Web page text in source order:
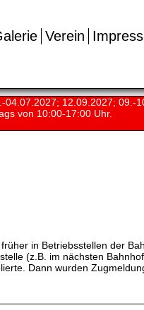
Verein
04.07.2027; 12.09.2027; 09.-
von 10:00-17:00 Uhr.
in Betriebsstellen der
(z.B. im nächsten
Dann wurden